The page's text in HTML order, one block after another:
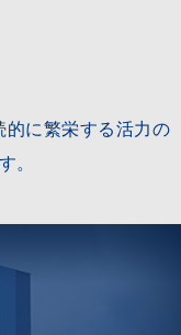
的に繁栄する活力の
。